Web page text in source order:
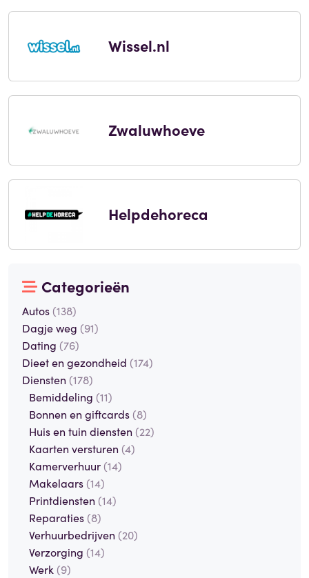
Wissel.nl
Zwaluwhoeve
Helpdehoreca
Categorieën
Autos (138)
Dagje weg (91)
Dating (76)
Dieet en gezondheid (174)
Diensten (178)
Bemiddeling (11)
Bonnen en giftcards (8)
Huis en tuin diensten (22)
Kaarten versturen (4)
Kamerverhuur (14)
Makelaars (14)
Printdiensten (14)
Reparaties (8)
Verhuurbedrijven (20)
Verzorging (14)
Werk (9)